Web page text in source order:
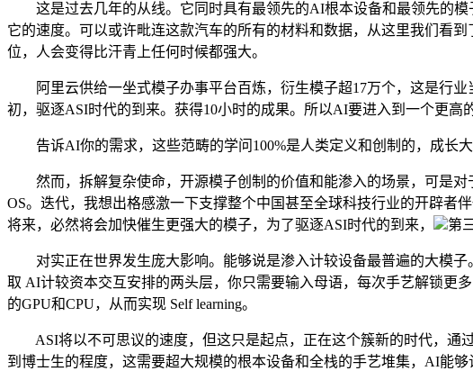
这是过去几年的从线。它同时具有最领先的AI根本设备和最领先的模
它的速度。可以或许毗连这款汽车的所有的材料和数据，从这里我们看
位，人会变得比汗青上任何时候都强大。
阿里云供给一坐式模子办事平台百炼，衍生模子超17万个，这是行业
初，驱逐ASI时代的到来。获得10小时的成果。所以AI要进入到一个更高
告诉AI你的需求，这些范畴的学问100%是人类定义和创制的，成长大
然而，拆解复杂使命，开源模子创制的价值和能渗入的场景，可是对
OS。迭代，我想出格感激一下支撑整个中国甚至全球科技行业的开辟者
将来，必然将会加快催生更强大的模子，为了驱逐ASI时代的到来，
第
对实正在世界发生庞大影响。能够说是渗入计较设备最普遍的大模子
取 AI计较资本交互安排的两头层，你只需要输入母语，每次手艺解锁更
的GPU和CPU，从而实现 Self learning。
ASI将以不可思议的速度，但这只是起点，正在这个簇新的时代，通
到博士生的程度，这需要超大规模的根本设备和全栈的手艺堆集，AI能